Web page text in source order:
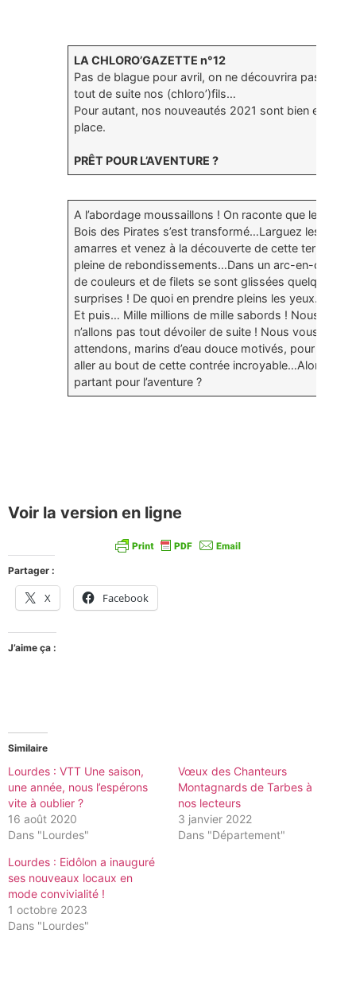
LA CHLORO’GAZETTE n°12
Pas de blague pour avril, on ne découvrira pas
tout de suite nos (chloro’)fils…
Pour autant, nos nouveautés 2021 sont bien en
place.
PRÊT POUR L’AVENTURE ?
A l’abordage moussaillons ! On raconte que le
Bois des Pirates s’est transformé…Larguez les
amarres et venez à la découverte de cette terre
pleine de rebondissements…Dans un arc-en-ciel
de couleurs et de filets se sont glissées quelques
surprises ! De quoi en prendre pleins les yeux.
Et puis… Mille millions de mille sabords ! Nous
n’allons pas tout dévoiler de suite ! Nous vous
attendons, marins d’eau douce motivés, pour
aller au bout de cette contrée incroyable…Alors
partant pour l’aventure ?
Voir la version en ligne
Partager :
X Facebook
J’aime ça :
Similaire
Lourdes : VTT Une saison,
une année, nous l’espérons
vite à oublier ?
16 août 2020
Dans "Lourdes"
Vœux des Chanteurs
Montagnards de Tarbes à
nos lecteurs
3 janvier 2022
Dans "Département"
Lourdes : Eidôlon a inauguré
ses nouveaux locaux en
mode convivialité !
1 octobre 2023
Dans "Lourdes"